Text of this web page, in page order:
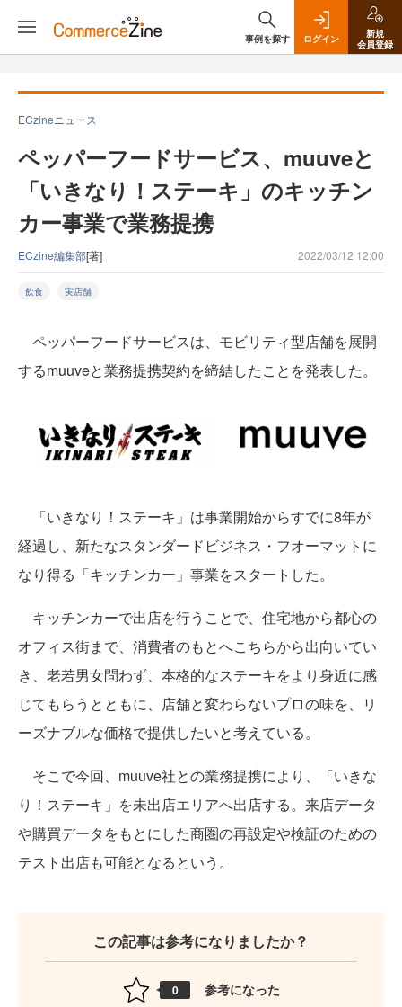
事例を探す ログイン
新規
会員登録
ECzineニュース
ペッパーフードサービス、muuveと
「いきなり！ステーキ」のキッチン
カー事業で業務提携
ECzine編集部[著] 2022/03/12 12:00
飲食 実店舗
ペッパーフードサービスは、モビリティ型店舗を展開
するmuuveと業務提携契約を締結したことを発表した。
「いきなり！ステーキ」は事業開始からすでに8年が
経過し、新たなスタンダードビジネス・フオーマットに
なり得る「キッチンカー」事業をスタートした。
キッチンカーで出店を行うことで、住宅地から都心の
オフィス街まで、消費者のもとへこちらから出向いてい
き、老若男女問わず、本格的なステーキをより身近に感
じてもらうとともに、店舗と変わらないプロの味を、リ
ーズナブルな価格で提供したいと考えている。
そこで今回、muuve社との業務提携により、「いきな
り！ステーキ」を未出店エリアへ出店する。来店データ
や購買データをもとにした商圏の再設定や検証のための
テスト出店も可能となるという。
この記事は参考になりましたか？
0 参考になった